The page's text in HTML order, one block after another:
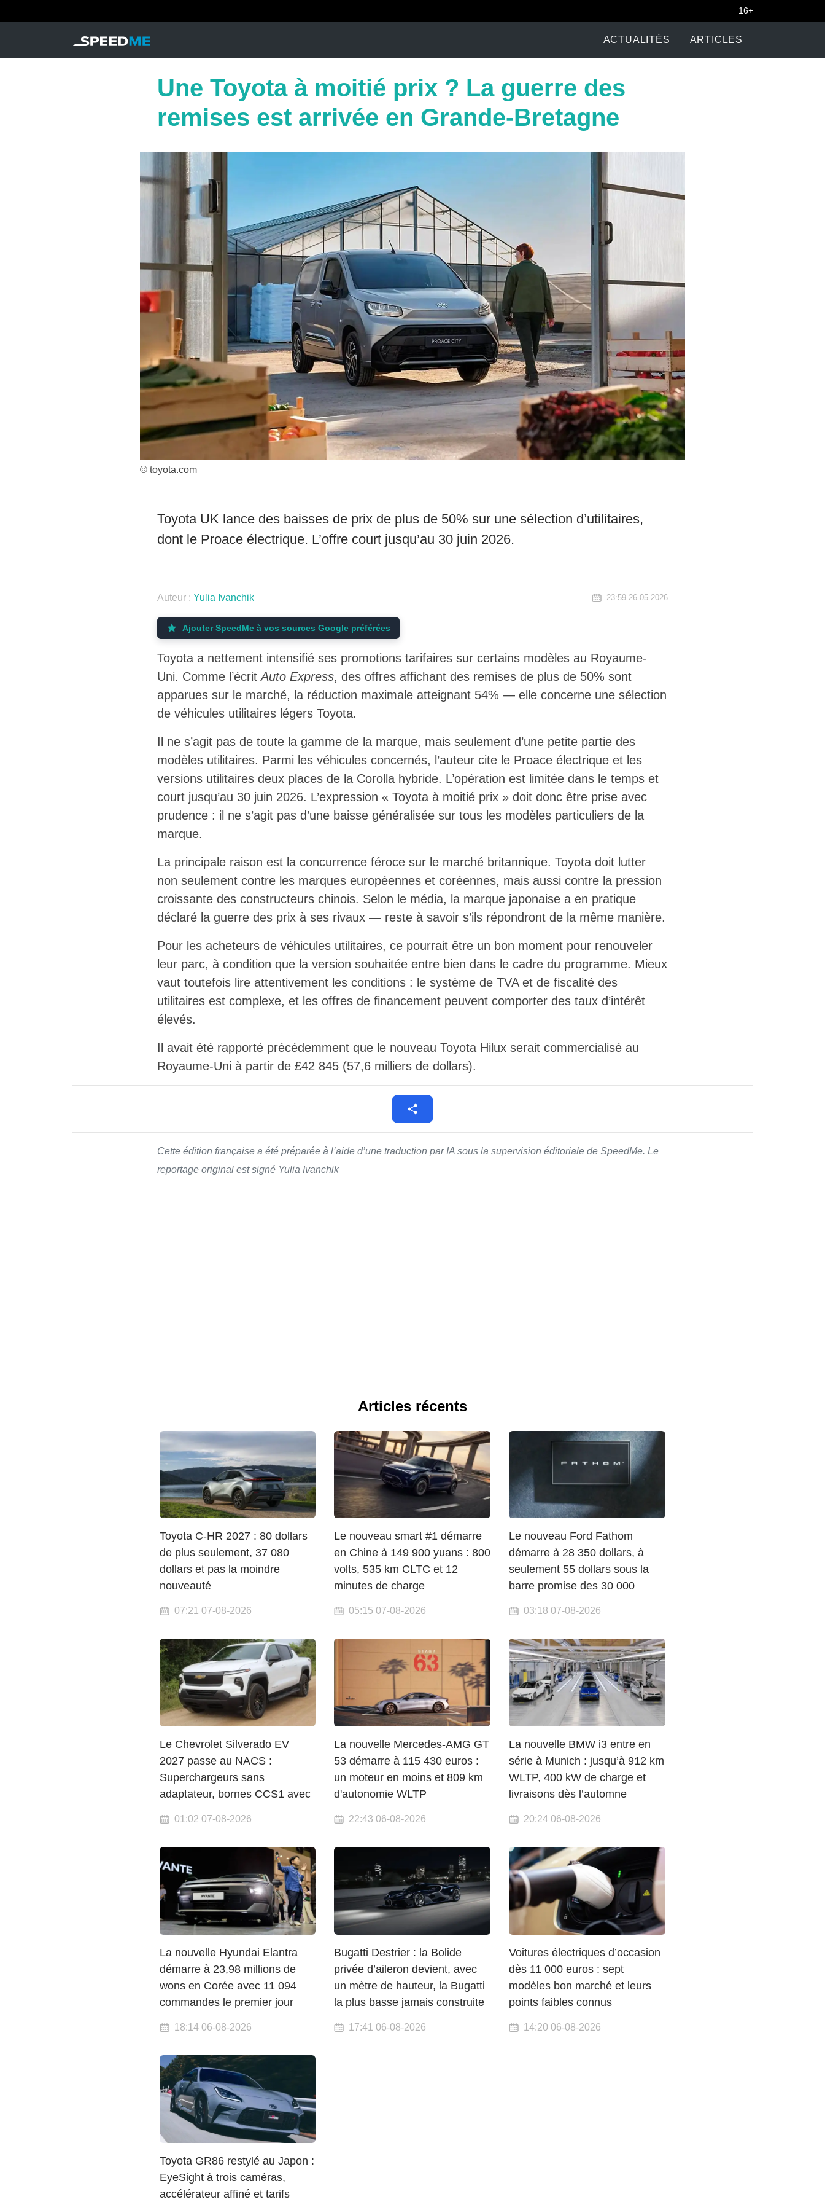
16+
ACTUALITÉS ARTICLES
Une Toyota à moitié prix ? La guerre des
remises est arrivée en Grande-Bretagne
© toyota.com
Toyota UK lance des baisses de prix de plus de 50% sur une sélection d’utilitaires,
dont le Proace électrique. L’offre court jusqu’au 30 juin 2026.
Auteur : Yulia Ivanchik 23:59 26-05-2026
Ajouter SpeedMe à vos sources Google préférées
Toyota a nettement intensifié ses promotions tarifaires sur certains modèles au Royaume-
Uni. Comme l’écritAuto Express, des offres affichant des remises de plus de 50% sont
apparues sur le marché, la réduction maximale atteignant 54% — elle concerne une sélection
de véhicules utilitaires légers Toyota.
Il ne s’agit pas de toute la gamme de la marque, mais seulement d’une petite partie des
modèles utilitaires. Parmi les véhicules concernés, l’auteur cite le Proace électrique et les
versions utilitaires deux places de la Corolla hybride. L’opération est limitée dans le temps et
court jusqu’au 30 juin 2026. L’expression « Toyota à moitié prix » doit donc être prise avec
prudence : il ne s’agit pas d’une baisse généralisée sur tous les modèles particuliers de la
marque.
La principale raison est la concurrence féroce sur le marché britannique. Toyota doit lutter
non seulement contre les marques européennes et coréennes, mais aussi contre la pression
croissante des constructeurs chinois. Selon le média, la marque japonaise a en pratique
déclaré la guerre des prix à ses rivaux — reste à savoir s’ils répondront de la même manière.
Pour les acheteurs de véhicules utilitaires, ce pourrait être un bon moment pour renouveler
leur parc, à condition que la version souhaitée entre bien dans le cadre du programme. Mieux
vaut toutefois lire attentivement les conditions : le système de TVA et de fiscalité des
utilitaires est complexe, et les offres de financement peuvent comporter des taux d’intérêt
élevés.
Il avait été rapporté précédemment que le nouveau Toyota Hilux serait commercialisé au
Royaume-Uni à partir de £42 845 (57,6 milliers de dollars).
Cette édition française a été préparée à l’aide d’une traduction par IA sous la supervision éditoriale de SpeedMe. Le
reportage original est signé Yulia Ivanchik
Articles récents
Toyota C-HR 2027 : 80 dollars
de plus seulement, 37 080
dollars et pas la moindre
nouveauté
07:21 07-08-2026
Le nouveau smart #1 démarre
en Chine à 149 900 yuans : 800
volts, 535 km CLTC et 12
minutes de charge
05:15 07-08-2026
Le nouveau Ford Fathom
démarre à 28 350 dollars, à
seulement 55 dollars sous la
barre promise des 30 000
03:18 07-08-2026
Le Chevrolet Silverado EV
2027 passe au NACS :
Superchargeurs sans
adaptateur, bornes CCS1 avec
01:02 07-08-2026
La nouvelle Mercedes-AMG GT
53 démarre à 115 430 euros :
un moteur en moins et 809 km
d'autonomie WLTP
22:43 06-08-2026
La nouvelle BMW i3 entre en
série à Munich : jusqu’à 912 km
WLTP, 400 kW de charge et
livraisons dès l’automne
20:24 06-08-2026
La nouvelle Hyundai Elantra
démarre à 23,98 millions de
wons en Corée avec 11 094
commandes le premier jour
18:14 06-08-2026
Bugatti Destrier : la Bolide
privée d’aileron devient, avec
un mètre de hauteur, la Bugatti
la plus basse jamais construite
17:41 06-08-2026
Voitures électriques d’occasion
dès 11 000 euros : sept
modèles bon marché et leurs
points faibles connus
14:20 06-08-2026
Toyota GR86 restylé au Japon :
EyeSight à trois caméras,
accélérateur affiné et tarifs